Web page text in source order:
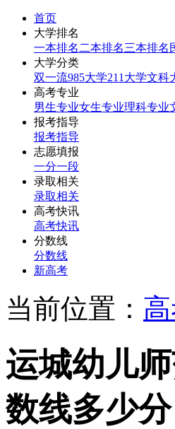
首页
大学排名
一本排名 二本排名三本排名
大学分类
双一流985大学211大学文科
高考专业
男生专业女生专业理科专业
报考指导
报考指导
志愿填报
一分一段
录取相关
录取相关
高考快讯
高考快讯
分数线
分数线
新高考
当前位置：
运城幼儿
数线多少分